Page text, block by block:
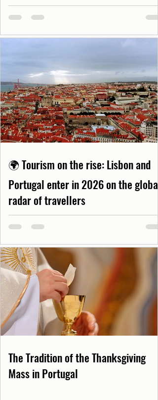
🌍 Tourism on the rise: Lisbon and
Portugal enter in 2026 on the global
radar of travellers
The Tradition of the Thanksgiving
Mass in Portugal